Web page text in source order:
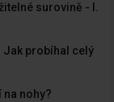
surovině - I.
Jak probíhal celý
nohy?